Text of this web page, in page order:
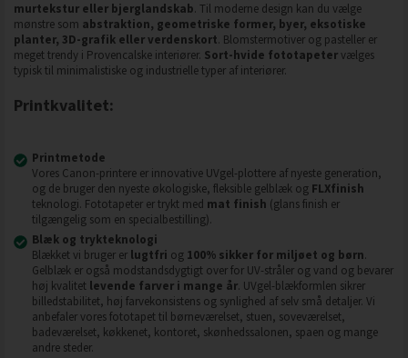
murtekstur eller bjerglandskab. Til moderne design kan du vælge
mønstre som abstraktion, geometriske former, byer, eksotiske
planter, 3D-grafik eller verdenskort. Blomstermotiver og pasteller er
meget trendy i Provencalske interiører. Sort-hvide fototapetervælges
typisk til minimalistiske og industrielle typer af interiører.
Printkvalitet:
Printmetode
Vores Canon-printere er innovative UVgel-plottere af nyeste generation,
og de bruger den nyeste økologiske, fleksible gelblæk og FLXfinish
teknologi. Fototapeter er trykt med mat finish (glans finish er
tilgængelig som en specialbestilling).
Blæk og trykteknologi
Blækket vi bruger er lugtfri og 100% sikker for miljøet og børn.
Gelblæk er også modstandsdygtigt over for UV-stråler og vand og bevarer
høj kvalitet levende farver i mange år. UVgel-blækformlen sikrer
billedstabilitet, høj farvekonsistens og synlighed af selv små detaljer. Vi
anbefaler vores fototapet til børneværelset, stuen, soveværelset,
badeværelset, køkkenet, kontoret, skønhedssalonen, spaen og mange
andre steder.